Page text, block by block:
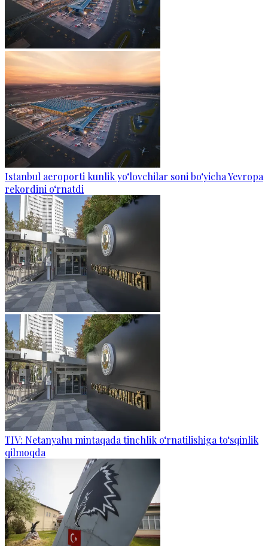
Istanbul aeroporti kunlik yo‘lovchilar soni bo‘yicha Yevropa
rekordini o‘rnatdi
TIV: Netanyahu mintaqada tinchlik o‘rnatilishiga to‘sqinlik
qilmoqda